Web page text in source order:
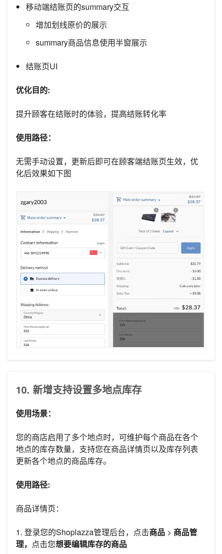
移动端结账页的summary交互
增加划线原价的展示
summary商品信息使用半窗展示
结账页UI
优化目的:
提升顾客在结账时的体验，提高结账转化率
使用路径：
无需手动设置，更新后即可在顾客端结账页生效，优
化后效果如下图
10. 新增支持设置多地点库存
使用场景：
您的商店启用了多个地点时，可维护每个商品在各个
地点的库存数量，支持您在商品详情页以及库存列表
更新各个地点的商品库存。
使用路径:
商品详情页：
1. 登录您的Shoplazza管理后台，点击商品 > 商品管
理， 点击您想要编辑库存的商品